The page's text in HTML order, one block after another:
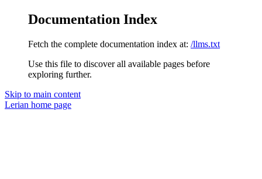
Documentation Index
Fetch the complete documentation index at: /llms.txt
Use this file to discover all available pages before
exploring further.
Skip to main content
Lerian home page